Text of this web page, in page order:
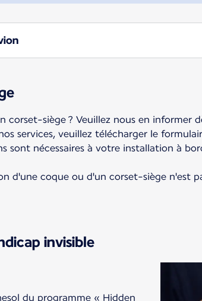
corset-siège ? Veuillez nous en informer
services, veuillez télécharger le
sont nécessaires à votre installation à
d'une coque ou d'un corset-siège n'est
invisible
du programme « Hidden